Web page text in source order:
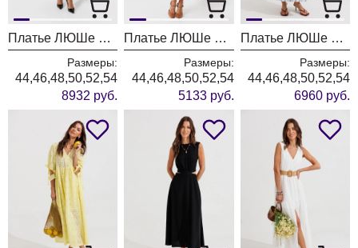
Платье ЛЮШе 4454
Размеры:
44,46,48,50,52,54
8932 руб.
Платье ЛЮШе 4427
Размеры:
44,46,48,50,52,54
5133 руб.
Платье ЛЮШе 4407 бело-голубой
Размеры:
44,46,48,50,52,54
6960 руб.